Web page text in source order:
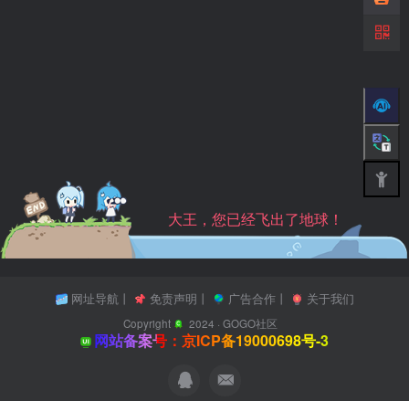
大王，您已经飞出了地球！
网址导航 丨 免责声明 丨 广告合作丨 关于我们
Copyright 2024 ·GOGO社区
网站备案号：京ICP备19000698号-3